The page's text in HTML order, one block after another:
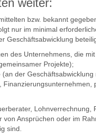
weiter:
bzw. bekannt
nur im minimal
Geschäftsabwicklung
des Unternehmens, die
Projekte);
der
Ansprüchen oder im
sind.